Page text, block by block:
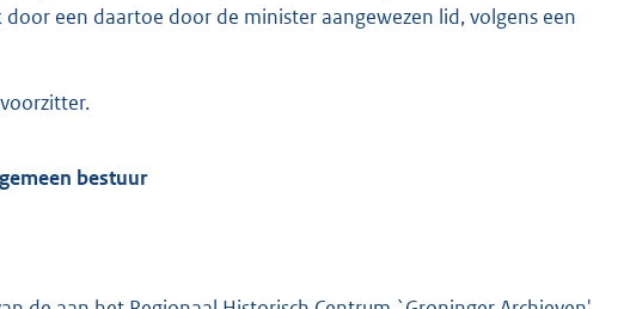
een daartoe door de minister aangewezen lid, volgens een
bestuur